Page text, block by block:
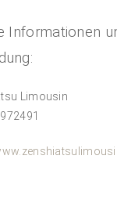
Informationen
Limousin